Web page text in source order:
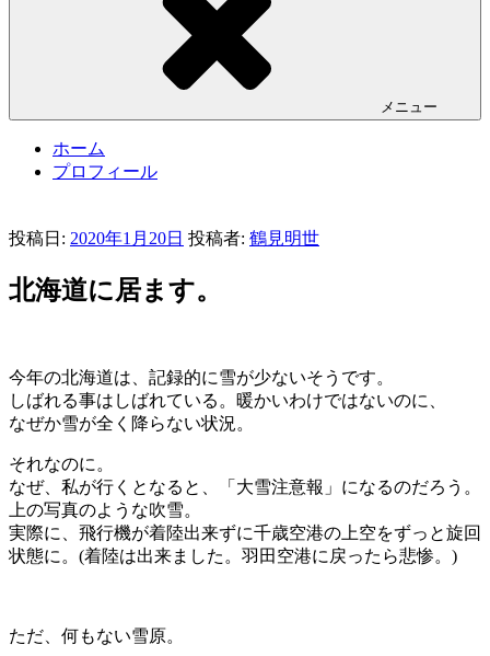
メニュー
ホーム
プロフィール
投稿日: 2020年1月20日 投稿者: 鶴見明世
北海道に居ます。
今年の北海道は、記録的に雪が少ないそうです。
しばれる事はしばれている。暖かいわけではないのに、
なぜか雪が全く降らない状況。
それなのに。
なぜ、私が行くとなると、「大雪注意報」になるのだろう。
上の写真のような吹雪。
実際に、飛行機が着陸出来ずに千歳空港の上空をずっと旋回
状態に。(着陸は出来ました。羽田空港に戻ったら悲惨。)
ただ、何もない雪原。